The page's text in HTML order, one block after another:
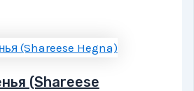
(Shareese